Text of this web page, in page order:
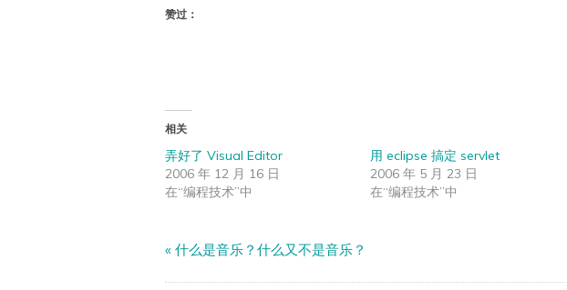
赞过：
相关
弄好了 Visual Editor
2006 年 12 月 16 日
在“编程技术”中
用 eclipse 搞定 servlet
2006 年 5 月 23 日
在“编程技术”中
«什么是音乐？什么又不是音乐？